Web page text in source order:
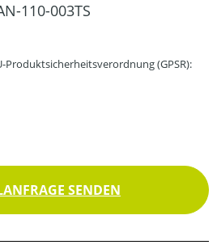
110-003TS
Produktsicherheitsverordnung (GPSR):
SENDEN